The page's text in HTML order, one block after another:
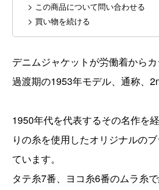
> この商品について問い合わせる
> 買い物を続ける
デニムジャケットが労働着から
過渡期の1953年モデル、通称、
1950年代を代表するその名作を
りの糸を使用したオリジナルの
ています。
タテ糸7番、ヨコ糸6番のムラ糸